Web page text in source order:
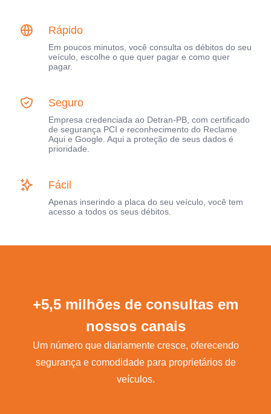
Rápido
Em poucos minutos, você consulta os débitos do seu
veículo, escolhe o que quer pagar e como quer
pagar.
Seguro
Empresa credenciada ao Detran-PB, com certificado
de segurança PCI e reconhecimento do Reclame
Aqui e Google. Aqui a proteção de seus dados é
prioridade.
Fácil
Apenas inserindo a placa do seu veículo, você tem
acesso a todos os seus débitos.
+5,5 milhões de consultas em
nossos canais
Um número que diariamente cresce, oferecendo
segurança e comodidade para proprietários de
veículos.